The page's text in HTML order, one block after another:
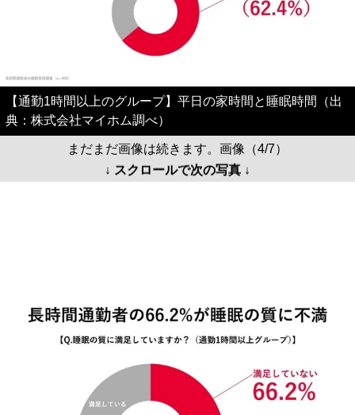
【通勤1時間以上のグループ】平日の家時間と睡眠時間（出
典：株式会社マイホム調べ）
まだまだ画像は続きます。画像（4/7）
↓ スクロールで次の写真 ↓